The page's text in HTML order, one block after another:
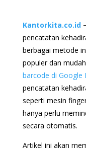
Kantorkita.co.id –
pencatatan
berbagai metode
populer dan
barcode di Google
pencatatan
seperti mesin
hanya perlu
secara otomatis.
Artikel ini akan